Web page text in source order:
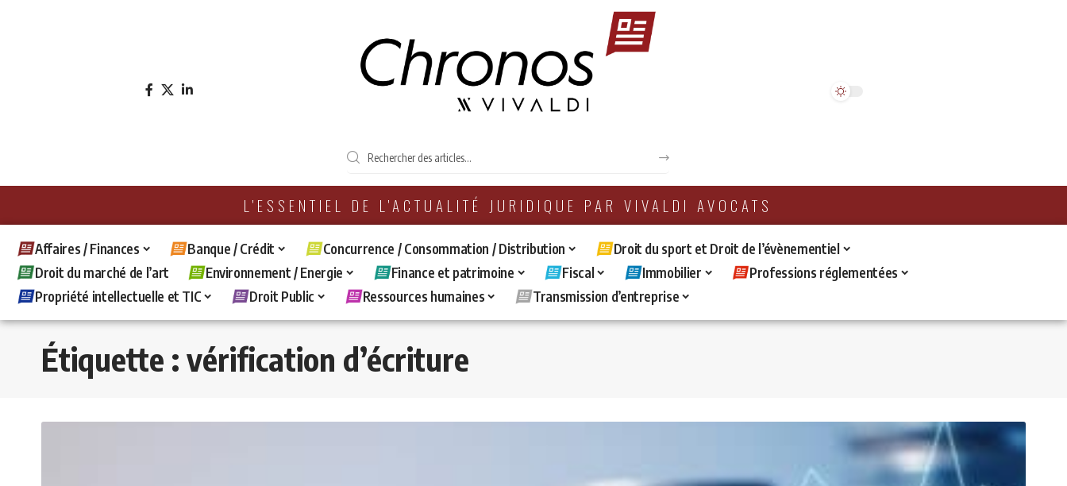
L'ESSENTIEL DE L'ACTUALITÉ JURIDIQUE PAR VIVALDI AVOCATS
Affaires / Finances Banque / Crédit Concurrence / Consommation / Distribution
Droit du sport et Droit de l’évènementiel
Droit du marché de l’art
Environnement / Energie Finance et patrimoine Fiscal Immobilier
Professions réglementées
Propriété intellectuelle et TIC
Droit Public Ressources humaines Transmission d’entreprise
Étiquette : vérification d’écriture